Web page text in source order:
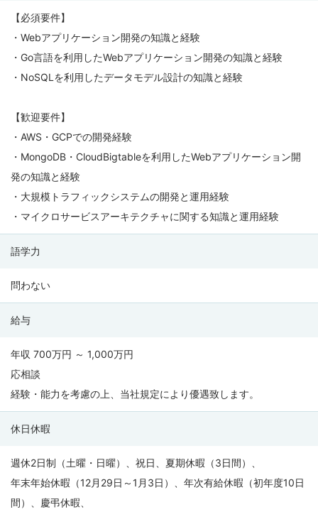
【必須要件】
・Webアプリケーション開発の知識と経験
・Go言語を利用したWebアプリケーション開発の知識と経験
・NoSQLを利用したデータモデル設計の知識と経験
【歓迎要件】
・AWS・GCPでの開発経験
・MongoDB・CloudBigtableを利用したWebアプリケーション開
発の知識と経験
・大規模トラフィックシステムの開発と運用経験
・マイクロサービスアーキテクチャに関する知識と運用経験
語学力
問わない
給与
年収 700万円 ～ 1,000万円
応相談
経験・能力を考慮の上、当社規定により優遇致します。
休日休暇
週休2日制（土曜・日曜）、祝日、夏期休暇（3日間）、
年末年始休暇（12月29日～1月3日）、年次有給休暇（初年度10日
間）、慶弔休暇、